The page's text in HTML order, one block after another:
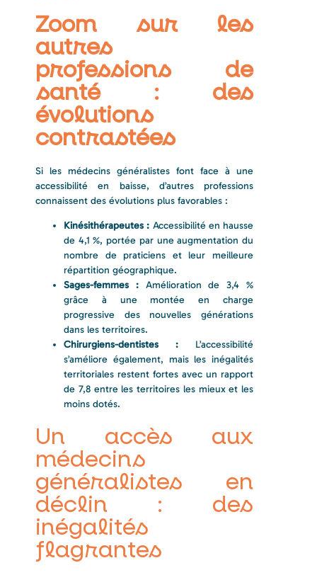
Zoom sur les
autres
professions de
santé : des
évolutions
contrastées
Si les médecins généralistes font face à une
accessibilité en baisse, d’autres professions
connaissent des évolutions plus favorables :
Kinésithérapeutes : Accessibilité en hausse
de 4,1 %, portée par une augmentation du
nombre de praticiens et leur meilleure
répartition géographique.
Sages-femmes :Amélioration de 3,4 %
grâce à une montée en charge
progressive des nouvelles générations
dans les territoires.
Chirurgiens-dentistes : L’accessibilité
s’améliore également, mais les inégalités
territoriales restent fortes avec un rapport
de 7,8 entre les territoires les mieux et les
moins dotés.
Un accès aux
médecins
généralistes en
déclin : des
inégalités
flagrantes